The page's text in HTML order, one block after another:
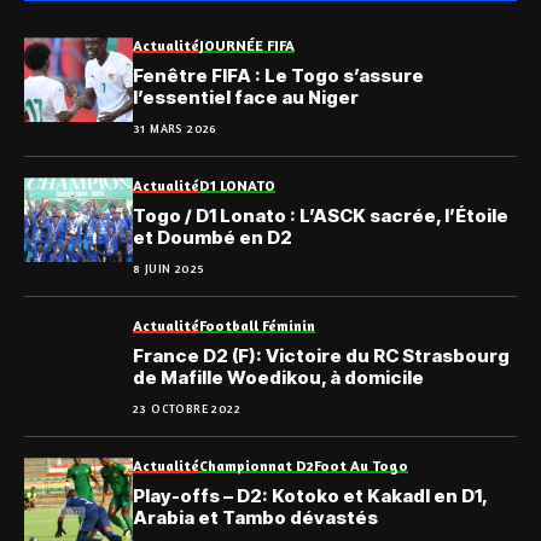
ActualitéJOURNÉE FIFA
Fenêtre FIFA : Le Togo s’assure
l’essentiel face au Niger
31 MARS 2026
ActualitéD1 LONATO
Togo / D1 Lonato : L’ASCK sacrée, l’Étoile
et Doumbé en D2
8 JUIN 2025
ActualitéFootball Féminin
France D2 (F): Victoire du RC Strasbourg
de Mafille Woedikou, à domicile
23 OCTOBRE 2022
ActualitéChampionnat D2Foot Au Togo
Play-offs – D2: Kotoko et Kakadl en D1,
Arabia et Tambo dévastés